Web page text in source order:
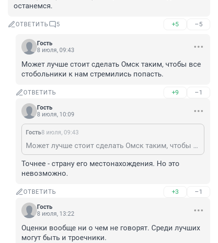
останемся.
ОТВЕТИТЬ 5 +5 –5
Гость
8 июля, 09:43
Может лучше стоит сделать Омск таким, чтобы все
стобольники к нам стремились попасть.
ОТВЕТИТЬ +9 –1
Гость
8 июля, 10:09
Гость8 июля, 09:43
Может лучше стоит сделать Омск таким, чтобы все стобольники к нам стремились попасть.
Точнее - страну его местонахождения. Но это
невозможно.
ОТВЕТИТЬ +3 –1
Гость
8 июля, 13:22
Оценки вообще ни о чем не говорят. Среди лучших
могут быть и троечники.